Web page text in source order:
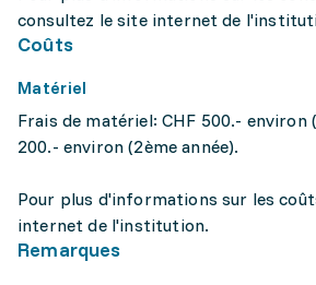
consultez le site internet de
Coûts
Matériel
Frais de matériel: CHF 500.- environ
200.- environ (2ème année).
Pour plus d'informations sur les
internet de l'institution.
Remarques